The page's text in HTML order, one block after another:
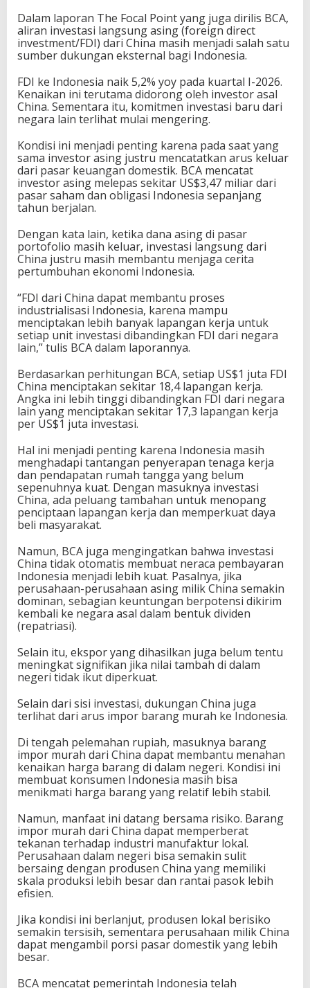
Dalam laporan The Focal Point yang juga dirilis BCA,
aliran investasi langsung asing (foreign direct
investment/FDI) dari China masih menjadi salah satu
sumber dukungan eksternal bagi Indonesia.
FDI ke Indonesia naik 5,2% yoy pada kuartal I-2026.
Kenaikan ini terutama didorong oleh investor asal
China. Sementara itu, komitmen investasi baru dari
negara lain terlihat mulai mengering.
Kondisi ini menjadi penting karena pada saat yang
sama investor asing justru mencatatkan arus keluar
dari pasar keuangan domestik. BCA mencatat
investor asing melepas sekitar US$3,47 miliar dari
pasar saham dan obligasi Indonesia sepanjang
tahun berjalan.
Dengan kata lain, ketika dana asing di pasar
portofolio masih keluar, investasi langsung dari
China justru masih membantu menjaga cerita
pertumbuhan ekonomi Indonesia.
“FDI dari China dapat membantu proses
industrialisasi Indonesia, karena mampu
menciptakan lebih banyak lapangan kerja untuk
setiap unit investasi dibandingkan FDI dari negara
lain,” tulis BCA dalam laporannya.
Berdasarkan perhitungan BCA, setiap US$1 juta FDI
China menciptakan sekitar 18,4 lapangan kerja.
Angka ini lebih tinggi dibandingkan FDI dari negara
lain yang menciptakan sekitar 17,3 lapangan kerja
per US$1 juta investasi.
Hal ini menjadi penting karena Indonesia masih
menghadapi tantangan penyerapan tenaga kerja
dan pendapatan rumah tangga yang belum
sepenuhnya kuat. Dengan masuknya investasi
China, ada peluang tambahan untuk menopang
penciptaan lapangan kerja dan memperkuat daya
beli masyarakat.
Namun, BCA juga mengingatkan bahwa investasi
China tidak otomatis membuat neraca pembayaran
Indonesia menjadi lebih kuat. Pasalnya, jika
perusahaan-perusahaan asing milik China semakin
dominan, sebagian keuntungan berpotensi dikirim
kembali ke negara asal dalam bentuk dividen
(repatriasi).
Selain itu, ekspor yang dihasilkan juga belum tentu
meningkat signifikan jika nilai tambah di dalam
negeri tidak ikut diperkuat.
Selain dari sisi investasi, dukungan China juga
terlihat dari arus impor barang murah ke Indonesia.
Di tengah pelemahan rupiah, masuknya barang
impor murah dari China dapat membantu menahan
kenaikan harga barang di dalam negeri. Kondisi ini
membuat konsumen Indonesia masih bisa
menikmati harga barang yang relatif lebih stabil.
Namun, manfaat ini datang bersama risiko. Barang
impor murah dari China dapat memperberat
tekanan terhadap industri manufaktur lokal.
Perusahaan dalam negeri bisa semakin sulit
bersaing dengan produsen China yang memiliki
skala produksi lebih besar dan rantai pasok lebih
efisien.
Jika kondisi ini berlanjut, produsen lokal berisiko
semakin tersisih, sementara perusahaan milik China
dapat mengambil porsi pasar domestik yang lebih
besar.
BCA mencatat pemerintah Indonesia telah